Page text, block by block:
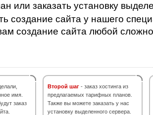
или заказать установку
создание сайта у нашего
создание сайта любой
имя.
заказ
Второй шаг - заказ хостинга из
предлагаемых тарифных планов.
Также вы можете заказать у нас
установку выделенного сервера.